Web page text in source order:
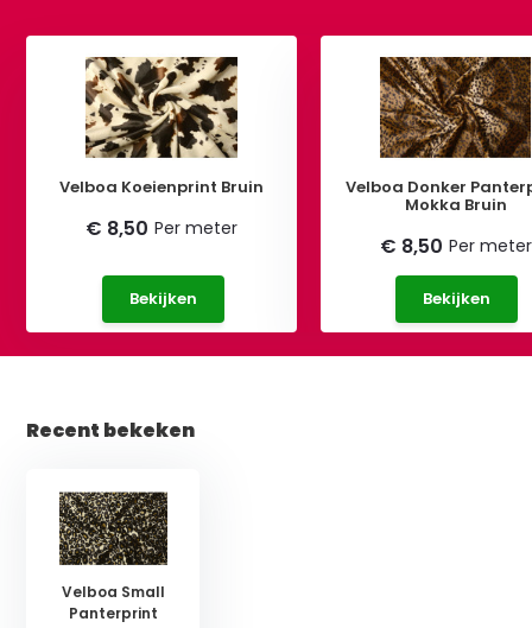
Velboa Koeienprint Bruin
€ 8,50 Per meter
Bekijken
Velboa Donker
Mokka Bruin
€ 8,50 Per meter
Bekijken
Recent bekeken
Velboa Small
Panterprint